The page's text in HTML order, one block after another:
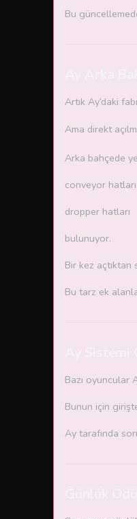
Bu
Artık Ay’daki
Ama direkt
Arka bahçede
conveyor hatları
dropper hatları
bulunuyor.
Bir kez
Bu tarz ek
Bazı oyuncular
Bunun için
Ay tarafında